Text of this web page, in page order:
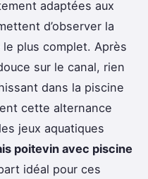
adaptées aux
d’observer la
plus complet. Après
sur le canal, rien
dans la piscine
cette alternance
jeux aquatiques
poitevin avec piscine
idéal pour ces